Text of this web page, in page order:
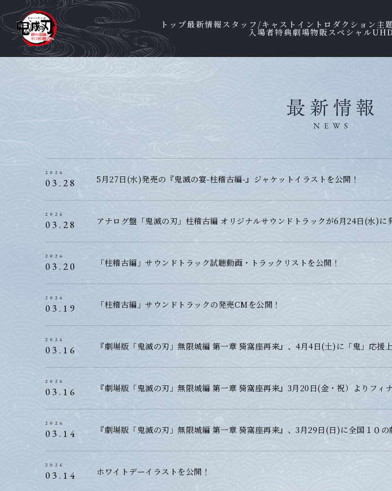
トップ最新情報スタッフ/キャスト イントロダクション主
入場者特典劇場物販スペシャル
2026
03.28 5月27日(水)発売の『鬼滅の宴-柱稽古編-』ジャケットイラストを公開！
2026
03.28 アナログ盤「鬼滅の刃」柱稽古編 オリジナルサウンドトラックが6月24日(水)に
2026
03.20 「柱稽古編」サウンドトラック試聴動画・トラックリストを公開！
2026
03.19 「柱稽古編」サウンドトラックの発売CMを公開！
2026
03.16 『劇場版「鬼滅の刃」無限城編 第一章 猗窩座再来』、4月4日(土)に「鬼」応
2026
03.16 『劇場版「鬼滅の刃」無限城編 第一章 猗窩座再来』3月20日(金・祝）よりフィ
2026
03.14 『劇場版「鬼滅の刃」無限城編 第一章 猗窩座再来』、3月29日(日)に全国１０
2026
03.14 ホワイトデーイラストを公開！